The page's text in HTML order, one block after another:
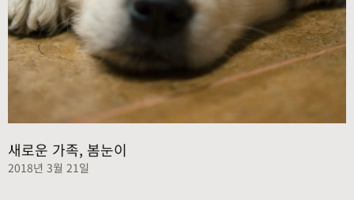
새로운 가족, 봄눈이
2018년 3월 21일